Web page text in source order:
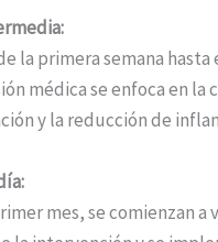
la primera semana
médica se enfoca en la
y la reducción de
mes, se comienzan a